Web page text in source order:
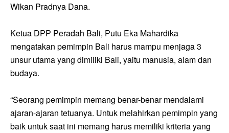
Wikan Pradnya Dana.
Ketua DPP Peradah Bali, Putu Eka Mahardika
mengatakan pemimpin Bali harus mampu menjaga 3
unsur utama yang dimiliki Bali, yaitu manusia, alam dan
budaya.
“Seorang pemimpin memang benar-benar mendalami
ajaran-ajaran tetuanya. Untuk melahirkan pemimpin yang
baik untuk saat ini memang harus memiliki kriteria yang